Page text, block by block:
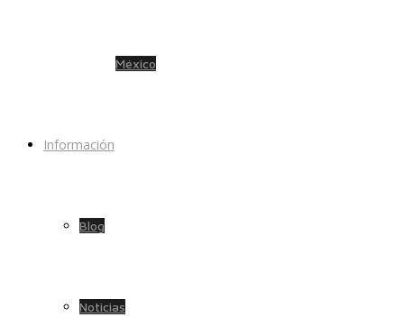
México
Información
Blog
Noticias